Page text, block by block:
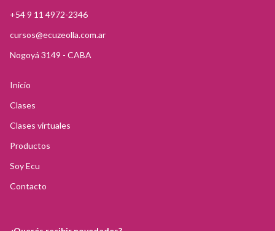
+54 9 11 4972-2346
cursos@ecuzeolla.com.ar
Nogoyá 3149 - CABA
Inicio
Clases
Clases virtuales
Productos
Soy Ecu
Contacto